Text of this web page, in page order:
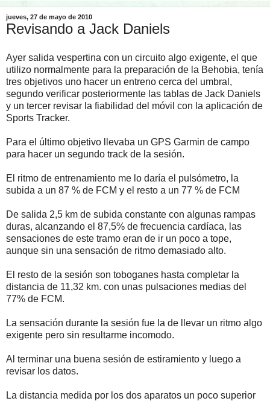
jueves, 27 de mayo de 2010
Revisando a Jack Daniels
Ayer salida vespertina con un circuito algo exigente, el que
utilizo normalmente para la preparación de la Behobia, tenía
tres objetivos uno hacer un entreno cerca del umbral,
segundo verificar posteriormente las tablas de Jack Daniels
y un tercer revisar la fiabilidad del móvil con la aplicación de
Sports Tracker.
Para el último objetivo llevaba un GPS Garmin de campo
para hacer un segundo track de la sesión.
El ritmo de entrenamiento me lo daría el pulsómetro, la
subida a un 87 % de FCM y el resto a un 77 % de FCM
De salida 2,5 km de subida constante con algunas rampas
duras, alcanzando el 87,5% de frecuencia cardíaca, las
sensaciones de este tramo eran de ir un poco a tope,
aunque sin una sensación de ritmo demasiado alto.
El resto de la sesión son toboganes hasta completar la
distancia de 11,32 km. con unas pulsaciones medias del
77% de FCM.
La sensación durante la sesión fue la de llevar un ritmo algo
exigente pero sin resultarme incomodo.
Al terminar una buena sesión de estiramiento y luego a
revisar los datos.
La distancia medida por los dos aparatos un poco superior